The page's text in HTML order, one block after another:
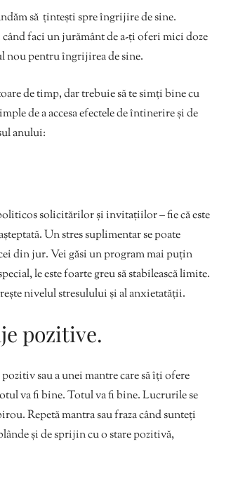
să țintești spre îngrijire de sine.
când faci un jurământ de a-ți oferi mici doze
nou pentru îngrijirea de sine.
de timp, dar trebuie să te simți bine cu
de a accesa efectele de întinerire și de
anului:
solicitărilor și invitațiilor – fie că este
Un stres suplimentar se poate
din jur. Vei găsi un program mai puțin
le este foarte greu să stabilească limite.
nivelul stresulului și al anxietatății.
pozitive.
sau a unei mantre care să îți ofere
va fi bine. Totul va fi bine. Lucrurile se
Repetă mantra sau fraza când sunteți
și de sprijin cu o stare pozitivă,